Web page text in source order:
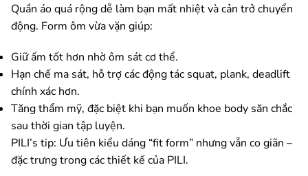
Quần áo quá rộng dễ làm bạn mất nhiệt và cản trở chuyển
động. Form ôm vừa vặn giúp:
Giữ ấm tốt hơn nhờ ôm sát cơ thể.
Hạn chế ma sát, hỗ trợ các động tác squat, plank, deadlift
chính xác hơn.
Tăng thẩm mỹ, đặc biệt khi bạn muốn khoe body săn chắc
sau thời gian tập luyện.
PILI’s tip: Ưu tiên kiểu dáng “fit form” nhưng vẫn co giãn –
đặc trưng trong các thiết kế của PILI.